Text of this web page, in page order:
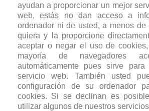
ayudan a proporcionar un mejor
web, estás no dan acceso a
ordenador ni de usted, a menos
quiera y la proporcione
aceptar o negar el uso de
mayoría de navegadores
automáticamente pues sirve
servicio web. También usted
configuración de su ordenador
cookies. Si se declinan es
utilizar algunos de nuestros